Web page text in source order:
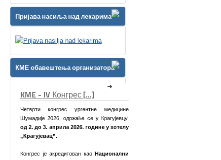
Пријава насиља над лекарима
КМЕ обавештења организатора
КМЕ Симпозијум [...]